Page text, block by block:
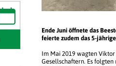
Ende Juni öffnete das
feierte zudem das 5-
Im Mai 2019 wagten Viktor
Gesellschaftern. Es